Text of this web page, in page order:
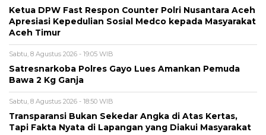
Ketua DPW Fast Respon Counter Polri Nusantara Aceh
Apresiasi Kepedulian Sosial Medco kepada Masyarakat
Aceh Timur
Sabtu, 8 Agustus 2026 - 19:05 WIB
Satresnarkoba Polres Gayo Lues Amankan Pemuda
Bawa 2 Kg Ganja
Sabtu, 8 Agustus 2026 - 18:50 WIB
Transparansi Bukan Sekedar Angka di Atas Kertas,
Tapi Fakta Nyata di Lapangan yang Diakui Masyarakat